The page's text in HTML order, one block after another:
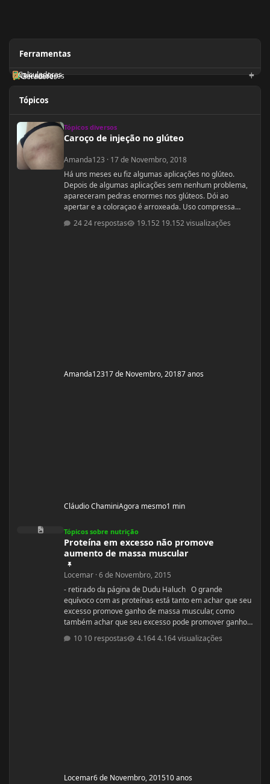
Ferramentas
Geradores
Orientadores
Calculadoras
Tópicos
Tópicos diversos
Caroço de injeção no glúteo
Amanda123 · 17 de Novembro, 2018
Há uns meses eu fiz algumas aplicações no glúteo.
Depois de algumas aplicações sem nenhum problema,
apareceram pedras enormes nos glúteos. Dói ao
apertar e a coloraçao é arroxeada. Uso compressa
quente no local, tem melhorado, mas tá demorando
muito para acabar. Meu glúteo tá deformado com a
24 respostas 19.152 visualizações
Amanda12317 de Novembro, 20187 anos
Cláudio ChaminiAgora mesmo1 min
Proteína em excesso não promove aumento de massa muscular
Tópicos sobre nutrição
Proteína em excesso não promove
aumento de massa muscular
Locemar ·6 de Novembro, 2015
- retirado da página de Dudu Haluch O grande
equívoco com as proteínas está tanto em achar que seu
excesso promove ganho de massa muscular, como
também achar que seu excesso pode promover ganho
uma certa contribuição das proteínas para promover
10 respostas 4.164 visualizações
Locemar6 de Novembro, 201510 anos